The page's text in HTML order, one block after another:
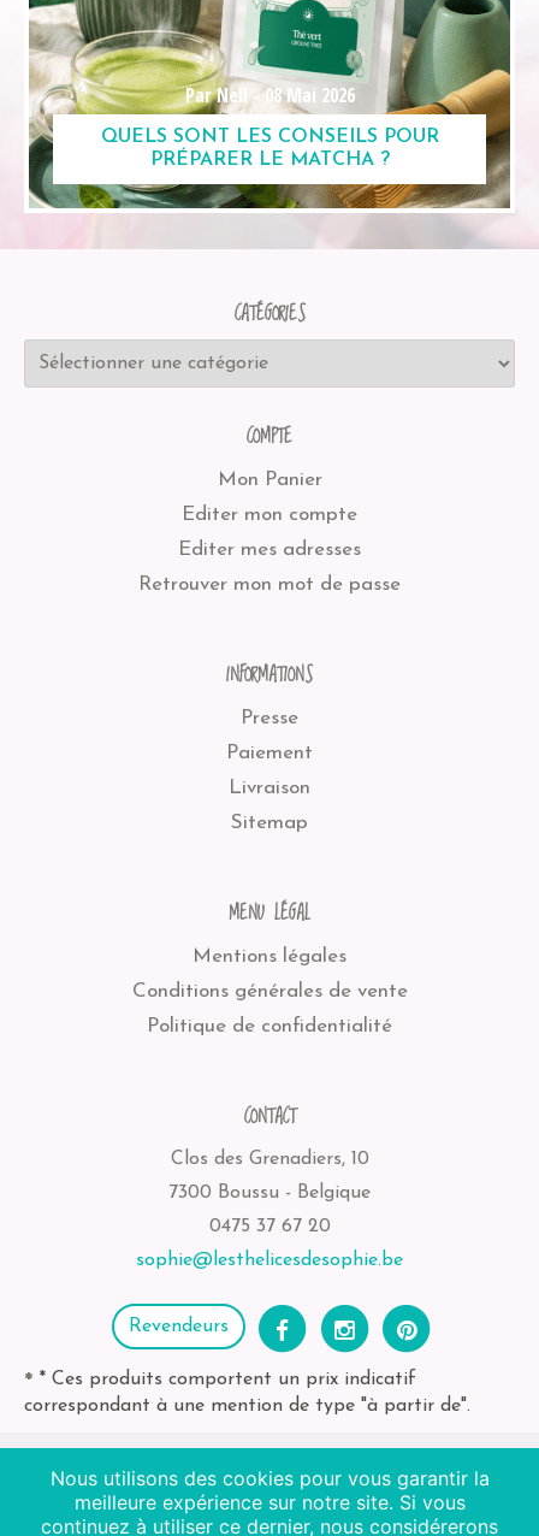
Par Nell -08 Mai 2026
QUELS SONT LES CONSEILS POUR
PRÉPARER LE MATCHA ?
CATÉGORIES
COMPTE
Mon Panier
Editer mon compte
Editer mes adresses
Retrouver mon mot de passe
INFORMATIONS
Presse
Paiement
Livraison
Sitemap
MENU LÉGAL
Mentions légales
Conditions générales de vente
Politique de confidentialité
CONTACT
Clos des Grenadiers, 10
7300 Boussu - Belgique
0475 37 67 20
sophie@lesthelicesdesophie.be
Revendeurs
* * Ces produits comportent un prix indicatif
correspondant à une mention de type "à partir de".
2026Les Thélices de Sophie| BE-bio-03 Agriculture
Non EU
Nous utilisons des cookies pour vous garantir la
meilleure expérience sur notre site. Si vous
continuez à utiliser ce dernier, nous considérerons